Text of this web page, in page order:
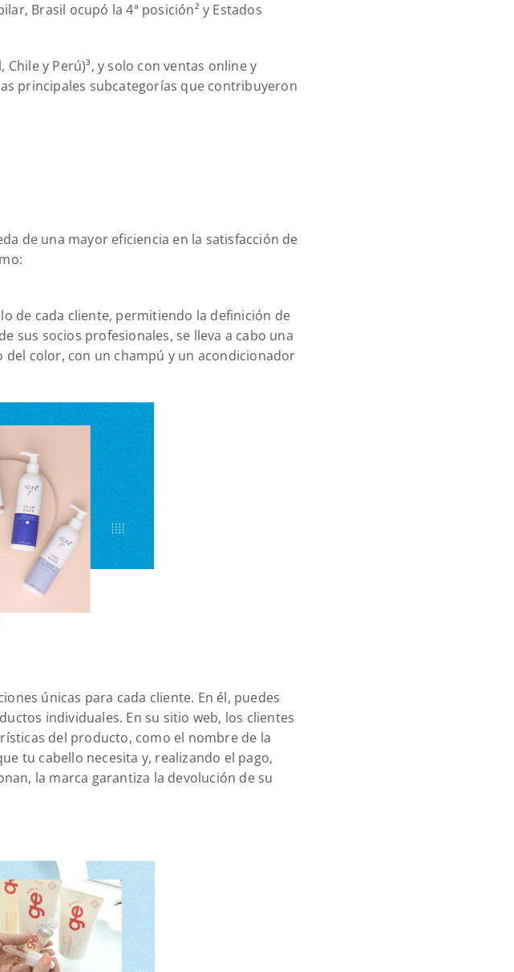
Brasil ocupó la 4ª posición² y Estados
y Perú)³, y solo con ventas online y
principales subcategorías que contribuyeron
de una mayor eficiencia en la satisfacción de
de cada cliente, permitiendo la definición de
sus socios profesionales, se lleva a cabo una
color, con un champú y un acondicionador
únicas para cada cliente. En él, puedes
individuales. En su sitio web, los clientes
del producto, como el nombre de la
tu cabello necesita y, realizando el pago,
la marca garantiza la devolución de su